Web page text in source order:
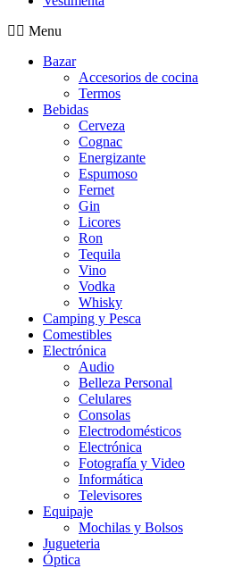
Menu
Bazar
Accesorios de cocina
Termos
Bebidas
Cerveza
Cognac
Energizante
Espumoso
Fernet
Gin
Licores
Ron
Tequila
Vino
Vodka
Whisky
Camping y Pesca
Comestibles
Electrónica
Audio
Belleza Personal
Celulares
Consolas
Electrodomésticos
Electrónica
Fotografía y Video
Informática
Televisores
Equipaje
Mochilas y Bolsos
Jugueteria
Óptica